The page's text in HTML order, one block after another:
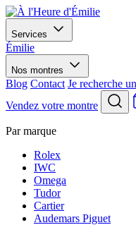
Services
Émilie
Nos montres
Blog Contact Je recherche
Vendez votre montre
Par marque
Rolex
IWC
Omega
Tudor
Cartier
Audemars Piguet